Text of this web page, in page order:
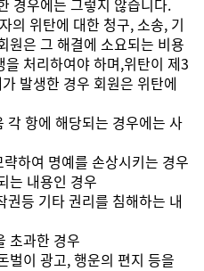
경우에는 그렇지 않습니다.
의 위탄에 대한 청구, 소송, 기
원은 그 해결에 소요되는 비용
처리하여야 하며,위탄이 제3
발생한 경우 회원은 위탄에
각 항에 해당되는 경우에는 사
하여 명예를 손상시키는 경우
는 내용인 경우
등 기타 권리를 침해하는 내
초과한 경우
벌이 광고, 행운의 편지 등을